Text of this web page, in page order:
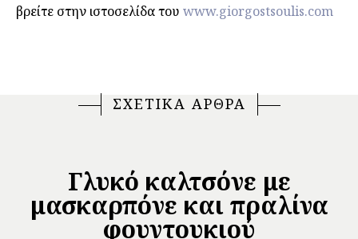
βρείτε στην ιστοσελίδα του www.giorgostsoulis.com
ΣΧΕΤΙΚΑ ΑΡΘΡΑ
Γλυκό καλτσόνε με
μασκαρπόνε και πραλίνα
φουντουκιού